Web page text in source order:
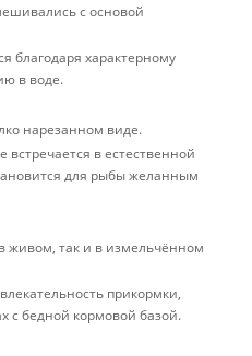
с основой
благодаря характерному
в воде.
нарезанном виде.
в естественной
для рыбы желанным
живом, так и в измельчённом
прикормки,
с бедной кормовой базой.